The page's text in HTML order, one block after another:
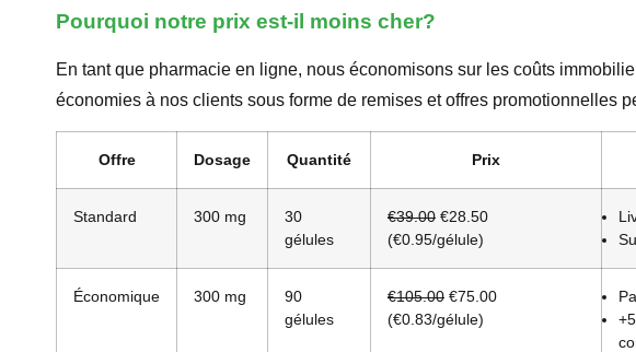
Pourquoi notre prix est-il moins cher?
En tant que pharmacie en ligne, nous économisons sur les coûts
économies à nos clients sous forme de remises et offres promotionnelles
Offre Dosage Quantité Prix
Standard 300 mg
30
gélules
€39.00 €28.50
(€0.95/gélule)
Économique 300 mg
90
gélules
€105.00 €75.00
(€0.83/gélule)